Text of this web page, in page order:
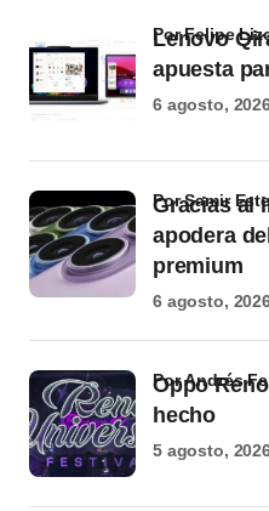
Lenovo
apuesta
por Felipe
6 agosto,
Gracias al
apodera
premium
por Samir
6 agosto,
Oppo
hecho
por Andrés
5 agosto,